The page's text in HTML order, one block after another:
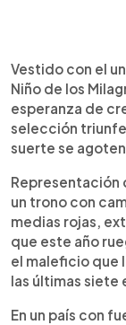
►
Vestido con el
Niño de los
esperanza de
selección
suerte se
Representación
un trono con
medias rojas,
que este año
el maleficio que
las últimas siete
En un país con